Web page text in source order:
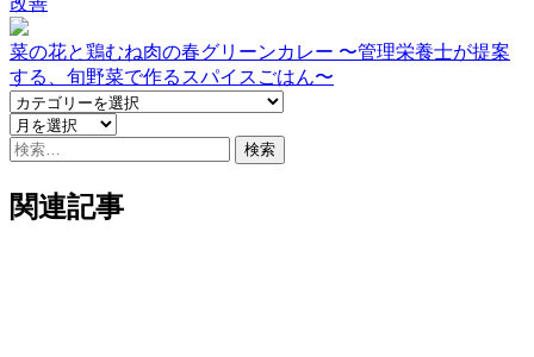
菜の花と鶏むね肉の春グリーンカレー 〜管理栄養士が提案
する、旬野菜で作るスパイスごはん〜
検
関連記事